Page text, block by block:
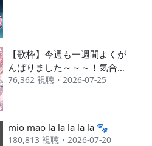
【歌枠】今週も一週間よくが
んばりました～～～！気合い
入れて歌うわよ！
76,362 視聴・2026-07-25
mio mao la la la la la 🐾
180,813 視聴・2026-07-20